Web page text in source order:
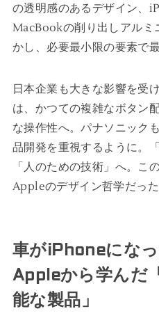
の透明感のあるデザイン、
MacBookの削り出しアルミ
かし、必要最小限の要素で
日本企業も大きな影響を受
は、かつての複雑なボタン
な操作性へ。パナソニック
品開発を重視するように。
「人のための技術」へ。こ
Appleのデザイン哲学だった
車がiPhoneにな
Appleから学んだ
能な製品」